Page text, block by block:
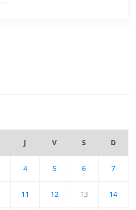
J V S D
4 5 6 7
11 12 13 14